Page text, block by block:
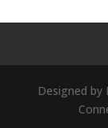
Designed